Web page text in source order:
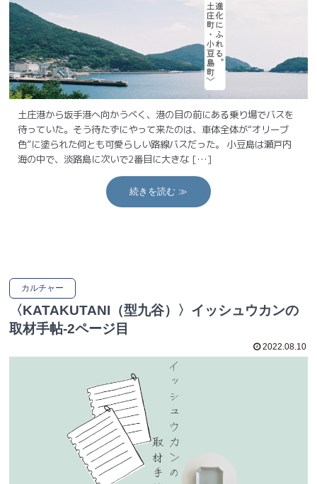
土庄港から坂手港へ向かうべく、港の目の前にある乗り場でバスを
待っていた。そう待たずにやって来たのは、車体全体が“オリーブ
色”に塗られた何とも可愛らしい路線バスだった。 小豆島は瀬戸内
海の中で、淡路島に次いで2番目に大きな […]
続きを読む ≫
カルチャー
〈KATAKUTANI（型九谷）〉イッシュウカンの
取材手帖-2ページ目
2022.08.10